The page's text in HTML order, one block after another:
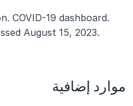
COVID-19 dashboard.
August 15, 2023.
موارد إضافية